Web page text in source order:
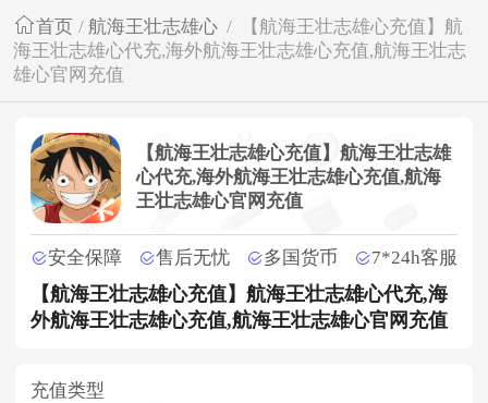
首页 / 航海王壮志雄心 /
【航海王壮志雄心充值】航
海王壮志雄心代充,海外航海王壮志雄心充值,航海王壮志
雄心官网充值
【航海王壮志雄心充值】航海王壮志雄
心代充,海外航海王壮志雄心充值,航海
王壮志雄心官网充值
安全保障 售后无忧 多国货币 7*24h客服
【航海王壮志雄心充值】航海王壮志雄心代充,海
外航海王壮志雄心充值,航海王壮志雄心官网充值
充值类型